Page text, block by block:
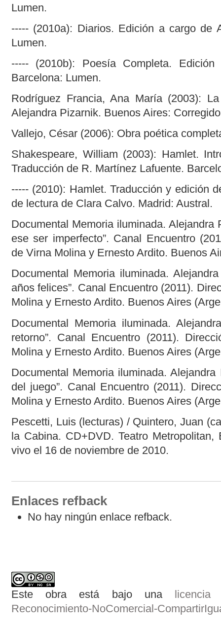
Lumen.
----- (2010a): Diarios. Edición a cargo de
Lumen.
----- (2010b): Poesía Completa.
Barcelona: Lumen.
Rodríguez Francia, Ana María (2003):
Alejandra Pizarnik. Buenos Aires:
Vallejo, César (2006): Obra poética
Shakespeare, William (2003): Hamlet.
Traducción de R. Martínez Lafuente.
----- (2010): Hamlet. Traducción y edición
de lectura de Clara Calvo. Madrid: Austral.
Documental Memoria iluminada. Alejandra
ese ser imperfecto”. Canal Encuentro
de Virna Molina y Ernesto Ardito. Buenos
Documental Memoria iluminada.
años felices”. Canal Encuentro (2011).
Molina y Ernesto Ardito. Buenos Aires
Documental Memoria iluminada.
retorno”. Canal Encuentro (2011).
Molina y Ernesto Ardito. Buenos Aires
Documental Memoria iluminada.
del juego”. Canal Encuentro (2011).
Molina y Ernesto Ardito. Buenos Aires
Pescetti, Luis (lecturas) / Quintero, Juan
la Cabina. CD+DVD. Teatro Metropolitan,
vivo el 16 de noviembre de 2010.
Enlaces refback
No hay ningún enlace refback.
Este obra está bajo una licencia
Reconocimiento-NoComercial-